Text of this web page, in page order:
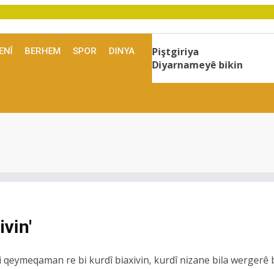
Piştgiriya
Diyarnameyê bikin
BERHEM SPOR DINYA
ye
re bi kurdî biaxivin, kurdî nizane bila wergerê